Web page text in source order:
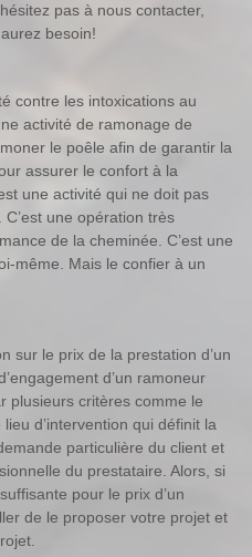
pas à nous contacter,
besoin!
contre les intoxications au
activité de ramonage de
le poêle afin de garantir la
assurer le confort à la
une activité qui ne doit pas
une opération très
de la cheminée. C’est une
même. Mais le confier à un
sur le prix de la prestation d’un
d’un ramoneur
plusieurs critères comme le
d’intervention qui définit la
particulière du client et
du prestataire. Alors, si
pour le prix d’un
de le proposer votre projet et